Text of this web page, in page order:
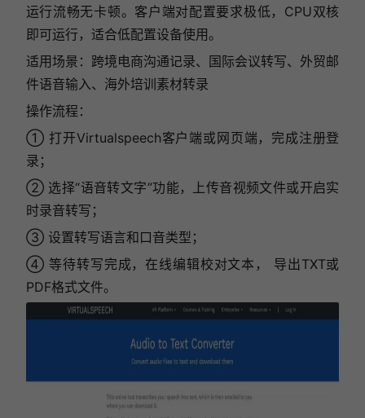
运行流畅无卡顿。客户端对配置要求极低，CPU双核
即可运行，适合低配置设备使用。
适用场景：跨境电商沟通记录、国际会议转写、外贸邮
件语音输入、海外培训素材转录
操作流程：
① 打开Virtualspeech客户端或网页端，完成注册登
录；
② 选择“语音转文字”功能，上传音视频文件或开启实
时录音转写；
③ 设置转写语言和口音类型；
④ 等待转写完成，在线编辑校对文本， 导出TXT或
PDF格式文件。